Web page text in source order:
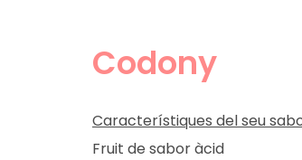
Codony
Característiques del seu
Fruit de sabor àcid